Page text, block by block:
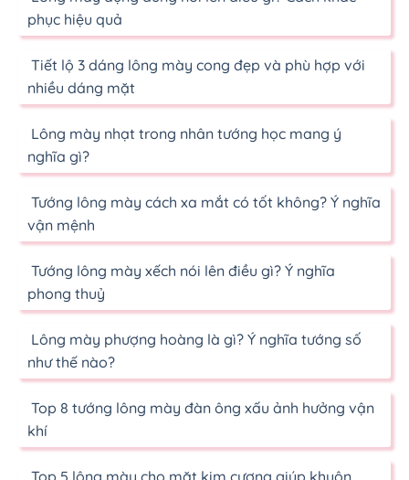
phục hiệu quả
Tiết lộ 3 dáng lông mày cong đẹp và phù hợp với
nhiều dáng mặt
Lông mày nhạt trong nhân tướng học mang ý
nghĩa gì?
Tướng lông mày cách xa mắt có tốt không? Ý nghĩa
vận mệnh
Tướng lông mày xếch nói lên điều gì? Ý nghĩa
phong thuỷ
Lông mày phượng hoàng là gì? Ý nghĩa tướng số
như thế nào?
Top 8 tướng lông mày đàn ông xấu ảnh hưởng vận
khí
Top 5 lông mày cho mặt kim cương giúp khuôn